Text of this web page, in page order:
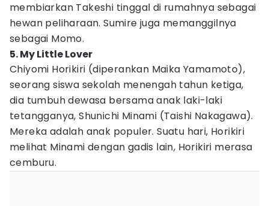
membiarkan Takeshi tinggal di rumahnya sebagai
hewan peliharaan. Sumire juga memanggilnya
sebagai Momo.
5. My Little Lover
Chiyomi Horikiri (diperankan Maika Yamamoto),
seorang siswa sekolah menengah tahun ketiga,
dia tumbuh dewasa bersama anak laki-laki
tetangganya, Shunichi Minami (Taishi Nakagawa).
Mereka adalah anak populer. Suatu hari, Horikiri
melihat Minami dengan gadis lain, Horikiri merasa
cemburu.